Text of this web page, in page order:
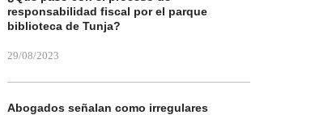
responsabilidad fiscal por el parque
biblioteca de Tunja?
29/08/2023
Abogados señalan como irregulares